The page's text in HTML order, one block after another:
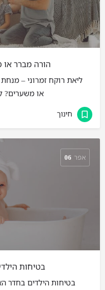
הורה מברר
ליאת רוקח זמרוני –
או משערים?
חינוך
אפר 06
בטיחות
בטיחות הילדים בחדר